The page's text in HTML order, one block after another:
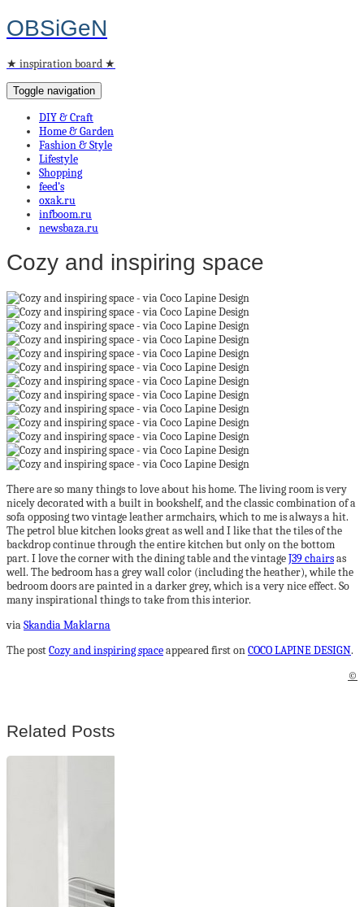
OBSiGeN
★ inspiration board ★
Toggle navigation
DIY & Craft
Home & Garden
Fashion & Style
Lifestyle
Shopping
feed’s
oxak.ru
infboom.ru
newsbaza.ru
Cozy and inspiring space
There are so many things to love about his home. The living room is very
nicely decorated with a built in bookshelf, and the classic combination of a
sofa opposing two vintage leather armchairs, which to me is always a hit.
The petrol blue kitchen looks great as well and I like that the tiles of the
backdrop continue through the entire kitchen but only on the bottom
part. I love the corner with the dining table and the vintageJ39 chairsas
well. The bedroom has a grey wall color (including the heather), while the
bedroom doors are painted in a darker grey, which is a very nice effect. So
many inspirational things to take from this interior.
viaSkandia Maklarna
The postCozy and inspiring spaceappeared first onCOCO LAPINE DESIGN.
©
Related Posts